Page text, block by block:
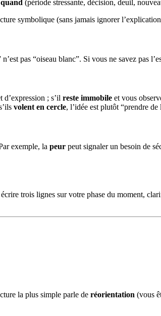
quand (période stressante, décision, deuil,
symbolique (sans jamais ignorer
pas “oiseau blanc”. Si vous ne savez pas
d’expression ; s’il reste immobile et vous
volent en cercle, l’idée est plutôt “prendre de
exemple, la peur peut signaler un besoin de
écrire trois lignes sur votre phase du moment,
la plus simple parle de réorientation (vous